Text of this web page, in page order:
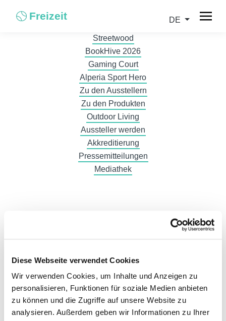
Diese Webseite verwendet Cookies
Wir verwenden Cookies, um Inhalte und Anzeigen zu
personalisieren, Funktionen für soziale Medien anbieten
zu können und die Zugriffe auf unsere Website zu
analysieren. Außerdem geben wir Informationen zu Ihrer
Freizeit DE
Streetwood
BookHive 2026
Gaming Court
Alperia Sport Hero
Zu den Ausstellern
Zu den Produkten
Outdoor Living
Aussteller werden
Akkreditierung
Pressemitteilungen
Mediathek